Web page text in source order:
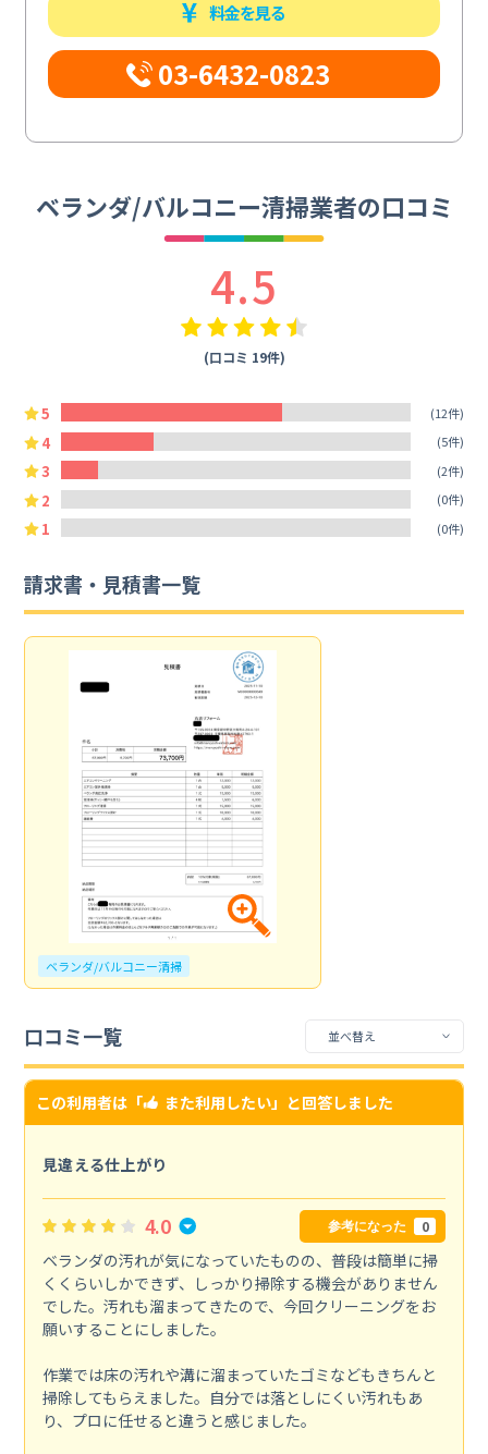
料金を見る
03-6432-0823
ベランダ/バルコニー清掃業者の口コミ
4.5
(口コミ 19件)
5 (12件)
4 (5件)
3 (2件)
2 (0件)
1 (0件)
請求書・見積書一覧
ベランダ/バルコニー清掃
口コミ一覧
この利用者は「 また利用したい」と回答しました
見違える仕上がり
4.0 参考になった 0
ベランダの汚れが気になっていたものの、普段は簡単に掃
くくらいしかできず、しっかり掃除する機会がありません
でした。汚れも溜まってきたので、今回クリーニングをお
願いすることにしました。
作業では床の汚れや溝に溜まっていたゴミなどもきちんと
掃除してもらえました。自分では落としにくい汚れもあ
り、プロに任せると違うと感じました。